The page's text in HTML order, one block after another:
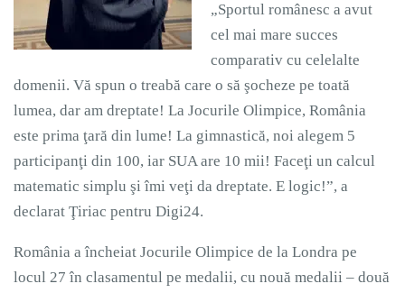
„Sportul românesc a avut
cel mai mare succes
comparativ cu celelalte
domenii. Vă spun o treabă care o să şocheze pe toată
lumea, dar am dreptate! La Jocurile Olimpice, România
este prima ţară din lume! La gimnastică, noi alegem 5
participanţi din 100, iar SUA are 10 mii! Faceţi un calcul
matematic simplu şi îmi veţi da dreptate. E logic!”, a
declarat Ţiriac pentru Digi24.
România a încheiat Jocurile Olimpice de la Londra pe
locul 27 în clasamentul pe medalii, cu nouă medalii – două